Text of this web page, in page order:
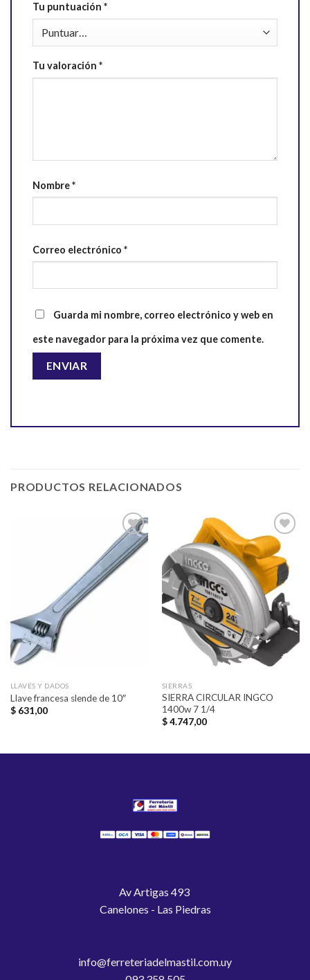
Tu puntuación *
Tu valoración *
Nombre*
Correo electrónico *
Guarda mi nombre, correo electrónico y web en
este navegador para la próxima vez que comente.
PRODUCTOS RELACIONADOS
Añadir
LLAVES Y DADOS
Llave francesa slende de 10″
$631,00
Añadir
lista de
deseos
SIERRAS
SIERRA CIRCULAR INGCO
1400w 7 1/4
$4.747,00
Av Artigas 493
Canelones - Las Piedras
info@ferreteriadelmastil.com.uy